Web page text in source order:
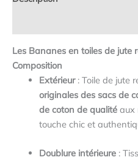
Les Bananes en toiles de jute
Composition
Extérieur: Toile de jute
originales des sacs de
de coton de qualitéaux
touche chic et
Doublure intérieure: